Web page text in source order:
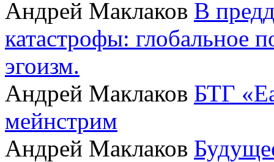
Андрей Маклаков В
катастрофы: глобальное
эгоизм.
Андрей Маклаков БТГ
мейнстрим
Андрей Маклаков